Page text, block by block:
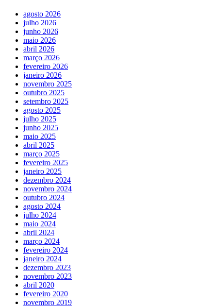
agosto 2026
julho 2026
junho 2026
maio 2026
abril 2026
março 2026
fevereiro 2026
janeiro 2026
novembro 2025
outubro 2025
setembro 2025
agosto 2025
julho 2025
junho 2025
maio 2025
abril 2025
março 2025
fevereiro 2025
janeiro 2025
dezembro 2024
novembro 2024
outubro 2024
agosto 2024
julho 2024
maio 2024
abril 2024
março 2024
fevereiro 2024
janeiro 2024
dezembro 2023
novembro 2023
abril 2020
fevereiro 2020
novembro 2019